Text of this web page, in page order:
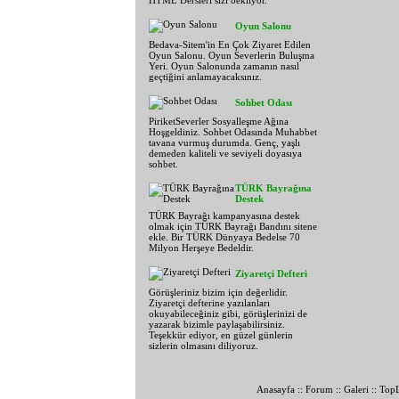
Oyun Salonu
Bedava-Sitem'in En Çok Ziyaret Edilen
Oyun Salonu. Oyun Severlerin Buluşma
Yeri. Oyun Salonunda zamanın nasıl
geçtiğini anlamayacaksınız.
Sohbet Odası
PiriketSeverler Sosyalleşme Ağına
Hoşgeldiniz. Sohbet Odasında Muhabbet
tavana vurmuş durumda. Genç, yaşlı
demeden kaliteli ve seviyeli doyasıya
sohbet.
TÜRK Bayrağına
Destek
TÜRK Bayrağı kampanyasına destek
olmak için TÜRK Bayrağı Bandını sitene
ekle. Bir TÜRK Dünyaya Bedelse 70
Milyon Herşeye Bedeldir.
Ziyaretçi Defteri
Görüşleriniz bizim için değerlidir.
Ziyaretçi defterine yazılanları
okuyabileceğiniz gibi, görüşlerinizi de
yazarak bizimle paylaşabilirsiniz.
Teşekkür ediyor, en güzel günlerin
sizlerin olmasını diliyoruz.
Anasayfa :: Forum :: Galeri ::